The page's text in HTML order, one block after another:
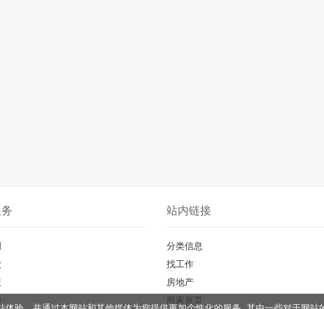
站内链接
分类信息
找工作
房地产
商家黄页